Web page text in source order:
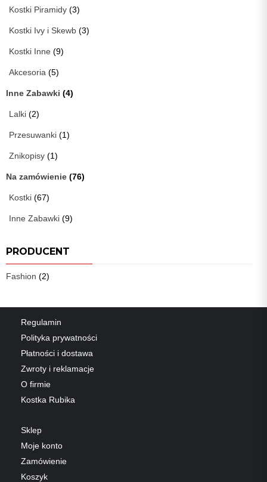
Kostki Piramidy (3)
Kostki Ivy i Skewb (3)
Kostki Inne (9)
Akcesoria (5)
Inne Zabawki (4)
Lalki (2)
Przesuwanki (1)
Znikopisy (1)
Na zamówienie (76)
Kostki (67)
Inne Zabawki (9)
PRODUCENT
Fashion (2)
Regulamin
Polityka prywatności
Płatności i dostawa
Zwroty i reklamacje
O firmie
Kostka Rubika
Sklep
Moje konto
Zamówienie
Koszyk